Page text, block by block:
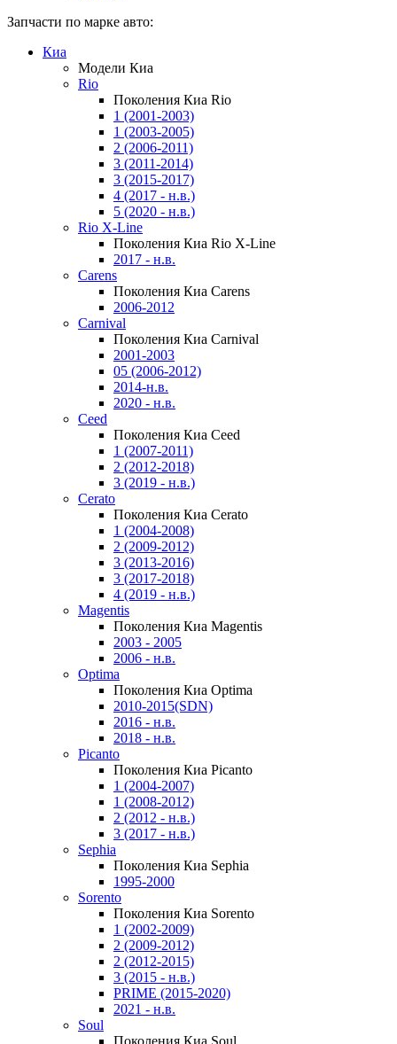
Запчасти по марке авто:
Киа
Модели Киа
Rio
Поколения Киа Rio
1 (2001-2003)
1 (2003-2005)
2 (2006-2011)
3 (2011-2014)
3 (2015-2017)
4 (2017 - н.в.)
5 (2020 - н.в.)
Rio X-Line
Поколения Киа Rio X-Line
2017 - н.в.
Carens
Поколения Киа Carens
2006-2012
Carnival
Поколения Киа Carnival
2001-2003
05 (2006-2012)
2014-н.в.
2020 - н.в.
Ceed
Поколения Киа Ceed
1 (2007-2011)
2 (2012-2018)
3 (2019 - н.в.)
Cerato
Поколения Киа Cerato
1 (2004-2008)
2 (2009-2012)
3 (2013-2016)
3 (2017-2018)
4 (2019 - н.в.)
Magentis
Поколения Киа Magentis
2003 - 2005
2006 - н.в.
Optima
Поколения Киа Optima
2010-2015(SDN)
2016 - н.в.
2018 - н.в.
Picanto
Поколения Киа Picanto
1 (2004-2007)
1 (2008-2012)
2 (2012 - н.в.)
3 (2017 - н.в.)
Sephia
Поколения Киа Sephia
1995-2000
Sorento
Поколения Киа Sorento
1 (2002-2009)
2 (2009-2012)
2 (2012-2015)
3 (2015 - н.в.)
PRIME (2015-2020)
2021 - н.в.
Soul
Поколения Киа Soul